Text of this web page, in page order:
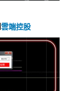
雲端控股